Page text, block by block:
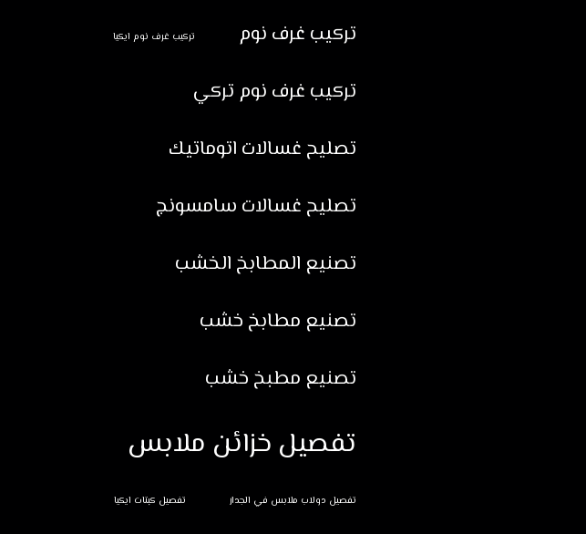
تركيب غرف نوم
تركيب غرف نوم ايكيا
تركيب غرف نوم تركي
تصليح غسالات اتوماتيك
تصليح غسالات سامسونج
تصنيع المطابخ الخشب
تصنيع مطابخ خشب
تصنيع مطبخ خشب
تفصيل خزائن ملابس
تفصيل دولاب ملابس في الجدار تفصيل كبتات ايكيا